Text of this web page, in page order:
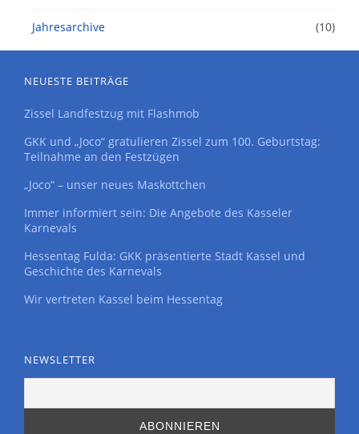
Jahresarchive (10)
NEUESTE BEITRÄGE
Zissel Landfestzug mit Flashmob
GKK und „Joco“ gratulieren Zissel zum 100. Geburtstag:
Teilnahme an den Festzügen
„Joco“ – unser neues Maskottchen
Immer informiert sein: Die Angebote des Kasseler
Karnevals
Hessentag Fulda: GKK präsentierte Stadt Kassel und
Geschichte des Karnevals
Wir vertreten Kassel beim Hessentag
NEWSLETTER